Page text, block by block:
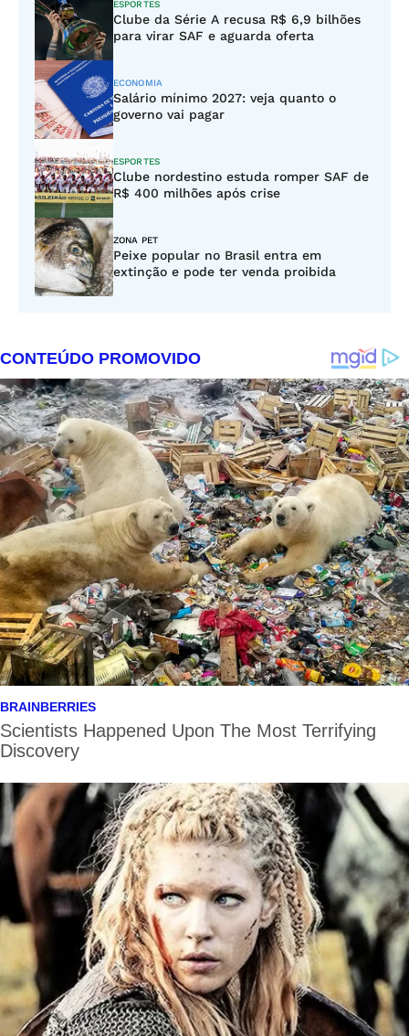
ESPORTES
Clube da Série A recusa R$ 6,9 bilhões
para virar SAF e aguarda oferta
ECONOMIA
Salário mínimo 2027: veja quanto o
governo vai pagar
ESPORTES
Clube nordestino estuda romper SAF de
R$ 400 milhões após crise
ZONA PET
Peixe popular no Brasil entra em
extinção e pode ter venda proibida